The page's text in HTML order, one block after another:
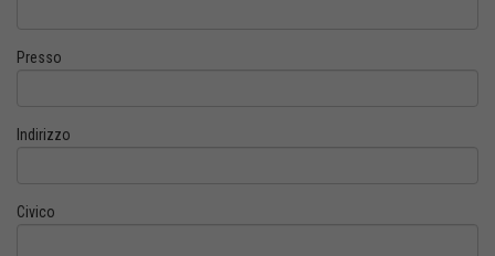
Presso
Indirizzo
Civico